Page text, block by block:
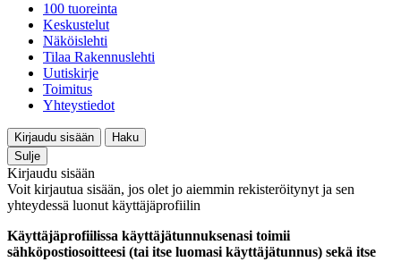
100 tuoreinta
Keskustelut
Näköislehti
Tilaa Rakennuslehti
Uutiskirje
Toimitus
Yhteystiedot
Kirjaudu sisään
Haku
Sulje
Kirjaudu sisään
Voit kirjautua sisään, jos olet jo aiemmin rekisteröitynyt ja sen
yhteydessä luonut käyttäjäprofiilin
Käyttäjäprofiilissa käyttäjätunnuksenasi toimii
sähköpostiosoitteesi (tai itse luomasi käyttäjätunnus) sekä itse